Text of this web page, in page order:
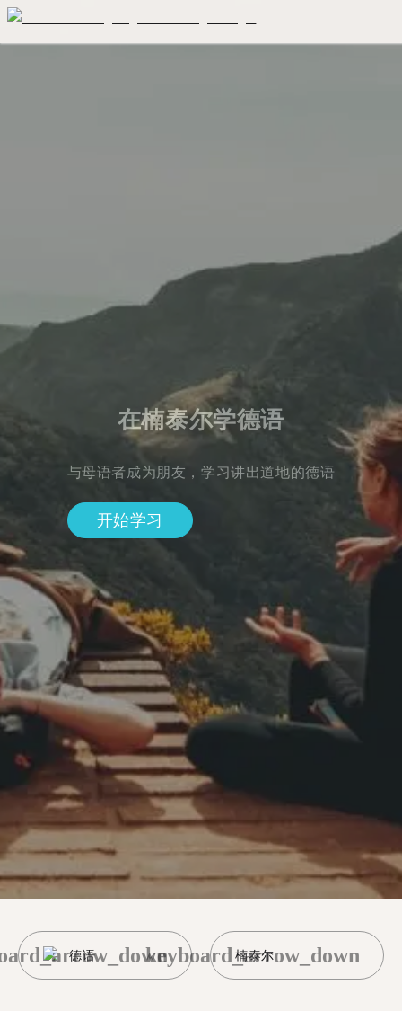
在楠泰尔学德语
与母语者成为朋友，学习讲出道地的德语
开始学习
德语 楠泰尔
keyboard_arrow_down